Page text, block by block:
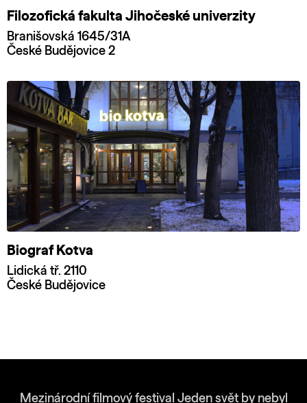
Filozofická fakulta Jihočeské univerzity
Branišovská 1645/31A
České Budějovice 2
Biograf Kotva
Lidická tř. 2110
České Budějovice
Mezinárodní filmový festival Jeden svět by nebyl